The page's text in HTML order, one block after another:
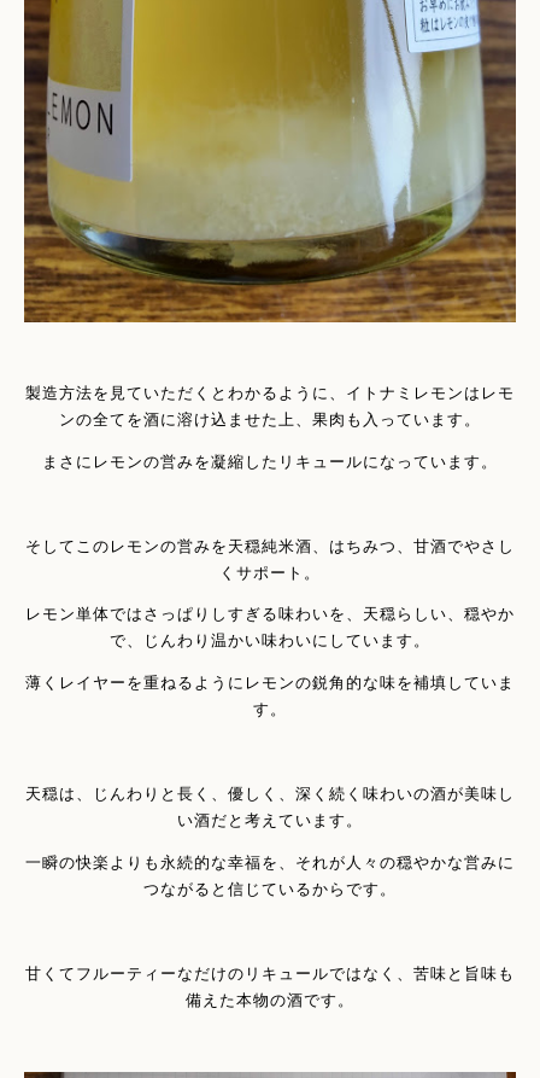
製造方法を見ていただくとわかるように、イトナミレモンはレモ
ンの全てを酒に溶け込ませた上、果肉も入っています。
まさにレモンの営みを凝縮したリキュールになっています。
そしてこのレモンの営みを天穏純米酒、はちみつ、甘酒でやさし
くサポート。
レモン単体ではさっぱりしすぎる味わいを、天穏らしい、穏やか
で、じんわり温かい味わいにしています。
薄くレイヤーを重ねるようにレモンの鋭角的な味を補填していま
す。
天穏は、じんわりと長く、優しく、深く続く味わいの酒が美味し
い酒だと考えています。
一瞬の快楽よりも永続的な幸福を、それが人々の穏やかな営みに
つながると信じているからです。
甘くてフルーティーなだけのリキュールではなく、苦味と旨味も
備えた本物の酒です。